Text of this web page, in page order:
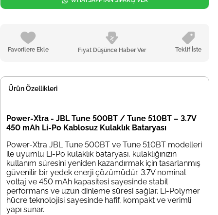
Favorilere Ekle Fiyat Düşünce Haber Ver Teklif İste
Ürün Özellikleri
Power-Xtra - JBL Tune 500BT / Tune 510BT – 3.7V
450 mAh Li-Po Kablosuz Kulaklık Bataryası
Power-Xtra JBL Tune 500BT ve Tune 510BT modelleri
ile uyumlu Li-Po kulaklık bataryası, kulaklığınızın
kullanım süresini yeniden kazandırmak için tasarlanmış
güvenilir bir yedek enerji çözümüdür. 3.7V nominal
voltaj ve 450 mAh kapasitesi sayesinde stabil
performans ve uzun dinleme süresi sağlar. Li-Polymer
hücre teknolojisi sayesinde hafif, kompakt ve verimli
yapı sunar.